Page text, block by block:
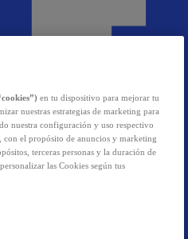
en tu dispositivo para mejorar tu
nuestras estrategias de marketing para
nuestra configuración y uso respectivo
con el propósito de anuncios y marketing
terceras personas y la duración de
personalizar las Cookies según tus